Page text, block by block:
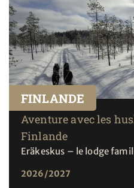
FINLANDE
Aventure avec les
Finlande
Eräkeskus – le lodge
2026/2027